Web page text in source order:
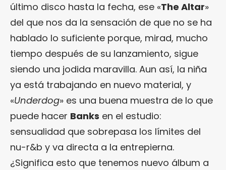
último disco hasta la fecha, ese «The Altar»
del que nos da la sensación de que no se ha
hablado lo suficiente porque, mirad, mucho
tiempo después de su lanzamiento, sigue
siendo una jodida maravilla. Aun así, la niña
ya está trabajando en nuevo material, y
«Underdog» es una buena muestra de lo que
puede hacer Banks en el estudio:
sensualidad que sobrepasa los límites del
nu-r&b y va directa a la entrepierna.
¿Significa esto que tenemos nuevo álbum a